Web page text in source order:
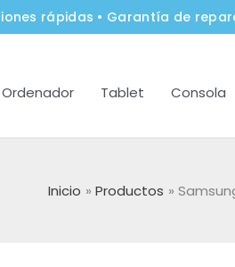
rápidas • Garantía de
Ordenador Tablet Consola
Inicio Productos